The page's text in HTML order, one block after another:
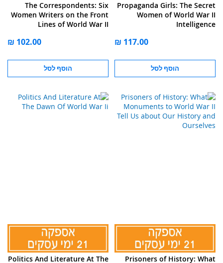
Propaganda Girls: The Secret
Women of World War II
Intelligence
הוסף לסל
The Correspondents: Six
Women Writers on the Front
Lines of World War II
הוסף לסל
Prisoners of History: What
Politics And Literature At The